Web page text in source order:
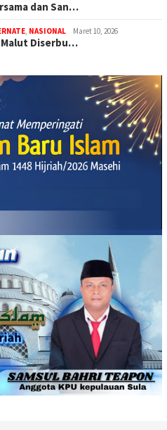
dan San…
, NASIONAL Maret 10, 2026
Malut Diserbu…